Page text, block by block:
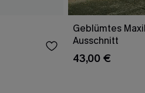
Geblümtes
Ausschnitt
43,00 €